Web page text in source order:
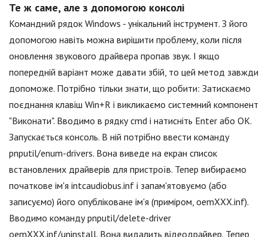
Те ж саме, але з допомогою консолі
Командний рядок Windows - унікальний інструмент. З його
допомогою навіть можна вирішити проблему, коли після
оновлення звукового драйвера пропав звук. І якщо
попередній варіант може давати збій, то цей метод завжди
допоможе. Потрібно тільки знати, що робити: Затискаємо
поєднання клавіш Win+R і викликаємо системний компонент
"Виконати". Вводимо в рядку cmd і натисніть Enter або ОК.
Запускається консоль. В ній потрібно ввести команду
pnputil/enum-drivers. Вона виведе на екран список
встановлених драйверів для пристроїв. Тепер вибираємо
початкове ім'я intcaudiobus.inf і запам'ятовуємо (або
записуємо) його опубліковане ім'я (приміром, oemXXX.inf).
Вводимо команду pnputil/delete-driver
oemXXX.inf/uninstall. Вона видалить відеодрайвер. Тепер